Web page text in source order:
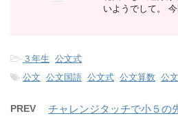
いようでして。
- ３年生, 公文式
-公文, 公文国語, 公文式, 公文算数, 公
PREV チャレンジタッチで小５の